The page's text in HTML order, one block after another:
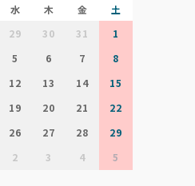
水 木 金
土
29 30 31
1
5 6 7
8
12 13 14
15
19 20 21
22
26 27 28
29
2 3 4 5